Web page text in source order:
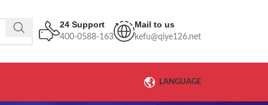
24 Support
400-0588-163
Mail to us
kefu@qiye126.net
LANGUAGE